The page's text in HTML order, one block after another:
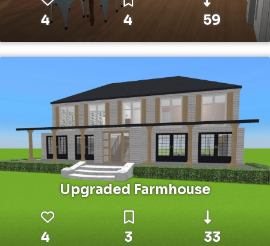
4 4 59
Upgraded Farmhouse
4 3 33